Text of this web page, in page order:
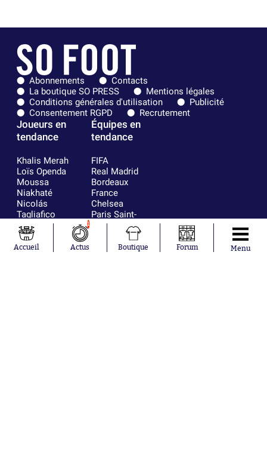
Abonnements
Contacts
La boutique SO PRESS
Mentions légales
Conditions générales d'utilisation
Publicité
Consentement RGPD
Recrutement
Joueurs en
tendance
Khalis Merah
Loïs Openda
Moussa
Niakhaté
Nicolás
Tagliafico
Pavel Šulc
Gauthier Hein
Lionel Messi
Équipes en
tendance
FIFA
Real Madrid
Bordeaux
France
Chelsea
Paris Saint-
Germain
Olympique
lyonnais
Accueil
1
Actus Boutique Forum Menu